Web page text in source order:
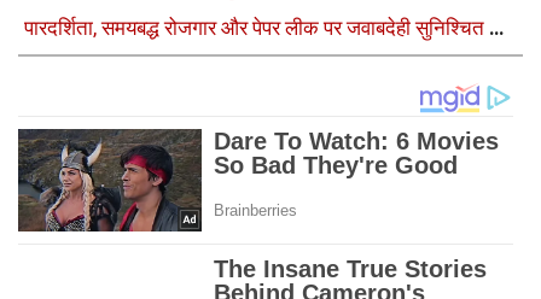
पारदर्शिता, समयबद्ध रोजगार और पेपर लीक पर जवाबदेही सुनिश्चित करे